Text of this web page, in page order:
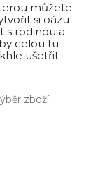
můžete
si oázu
s rodinou a
celou tu
ušetřit
zboží